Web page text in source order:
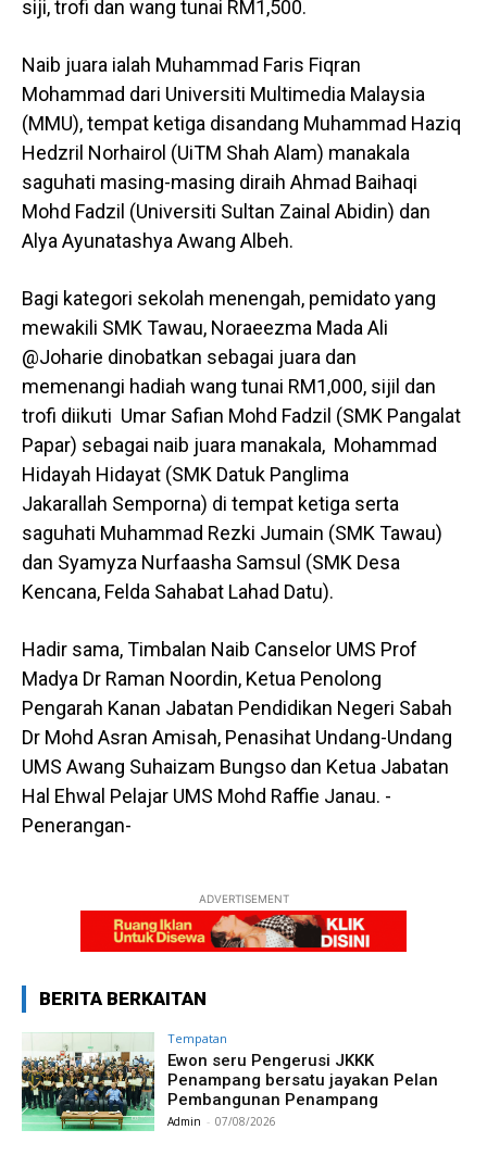
siji, trofi dan wang tunai RM1,500.
Naib juara ialah Muhammad Faris Fiqran
Mohammad dari Universiti Multimedia Malaysia
(MMU), tempat ketiga disandang Muhammad Haziq
Hedzril Norhairol (UiTM Shah Alam) manakala
saguhati masing-masing diraih Ahmad Baihaqi
Mohd Fadzil (Universiti Sultan Zainal Abidin) dan
Alya Ayunatashya Awang Albeh.
Bagi kategori sekolah menengah, pemidato yang
mewakili SMK Tawau, Noraeezma Mada Ali
@Joharie dinobatkan sebagai juara dan
memenangi hadiah wang tunai RM1,000, sijil dan
trofi diikuti Umar Safian Mohd Fadzil (SMK Pangalat
Papar) sebagai naib juara manakala, Mohammad
Hidayah Hidayat (SMK Datuk Panglima
Jakarallah Semporna) di tempat ketiga serta
saguhati Muhammad Rezki Jumain (SMK Tawau)
dan Syamyza Nurfaasha Samsul (SMK Desa
Kencana, Felda Sahabat Lahad Datu).
Hadir sama, Timbalan Naib Canselor UMS Prof
Madya Dr Raman Noordin, Ketua Penolong
Pengarah Kanan Jabatan Pendidikan Negeri Sabah
Dr Mohd Asran Amisah, Penasihat Undang-Undang
UMS Awang Suhaizam Bungso dan Ketua Jabatan
Hal Ehwal Pelajar UMS Mohd Raffie Janau. -
Penerangan-
ADVERTISEMENT
BERITA BERKAITAN
Tempatan
Ewon seru Pengerusi JKKK
Penampang bersatu jayakan Pelan
Pembangunan Penampang
Admin - 07/08/2026